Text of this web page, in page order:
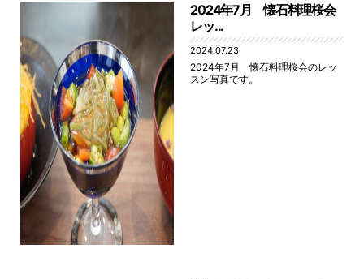
2024年7月 懐石料理桜会
レッ...
2024.07.23
2024年7月 懐石料理桜会のレッ
スン写真です。